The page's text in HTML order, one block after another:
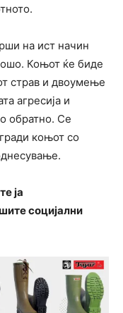
на ист начин
Коњот ќе биде
страв и двоумење
агресија и
обратно. Се
коњот со
ја
социјални